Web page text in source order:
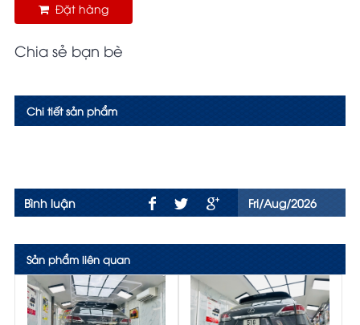
Đặt hàng
Chia sẻ bạn bè
Chi tiết sản phẩm
Bình luận Fri/Aug/2026
Sản phẩm liên quan